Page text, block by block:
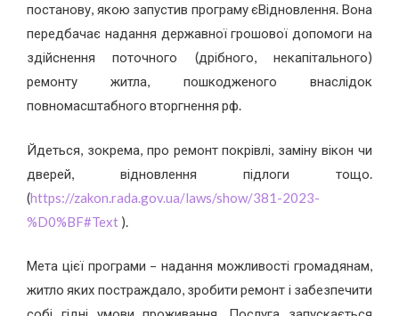
постанову, якою запустив програму єВідновлення. Вона
передбачає надання державної грошової допомоги на
здійснення поточного (дрібного, некапітального)
ремонту житла, пошкодженого внаслідок
повномасштабного вторгнення рф.
Йдеться, зокрема, про ремонт покрівлі, заміну вікон чи
дверей, відновлення підлоги тощо.
(https://zakon.rada.gov.ua/laws/show/381-2023-
%D0%BF#Text ).
Мета цієї програми – надання можливості громадянам,
житло яких постраждало, зробити ремонт і забезпечити